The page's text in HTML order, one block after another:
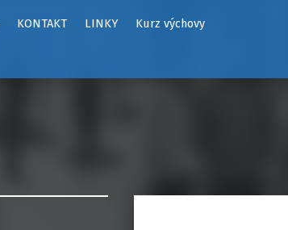
KONTAKT LINKY Kurz výchovy